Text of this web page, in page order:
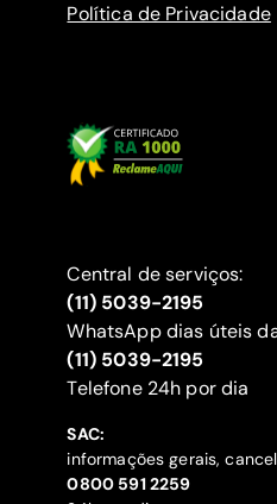
Política de Privacidade
Central de serviços:
(11) 5039-2195
WhatsApp dias úteis
(11) 5039-2195
‍Telefone 24h por dia
SAC:
informações gerais,
‍0800 591 2259